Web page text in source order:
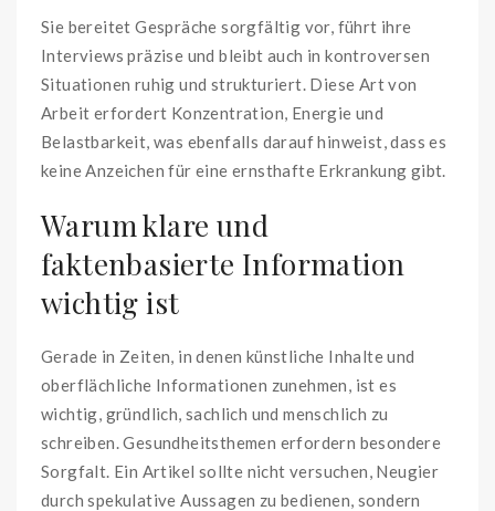
Sie bereitet Gespräche sorgfältig vor, führt ihre
Interviews präzise und bleibt auch in kontroversen
Situationen ruhig und strukturiert. Diese Art von
Arbeit erfordert Konzentration, Energie und
Belastbarkeit, was ebenfalls darauf hinweist, dass es
keine Anzeichen für eine ernsthafte Erkrankung gibt.
Warum klare und
faktenbasierte Information
wichtig ist
Gerade in Zeiten, in denen künstliche Inhalte und
oberflächliche Informationen zunehmen, ist es
wichtig, gründlich, sachlich und menschlich zu
schreiben. Gesundheitsthemen erfordern besondere
Sorgfalt. Ein Artikel sollte nicht versuchen, Neugier
durch spekulative Aussagen zu bedienen, sondern